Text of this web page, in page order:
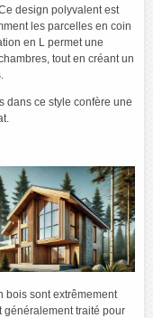
design polyvalent est
les parcelles en coin
en L permet une
tout en créant un
dans ce style confère une
bois sont extrêmement
généralement traité pour